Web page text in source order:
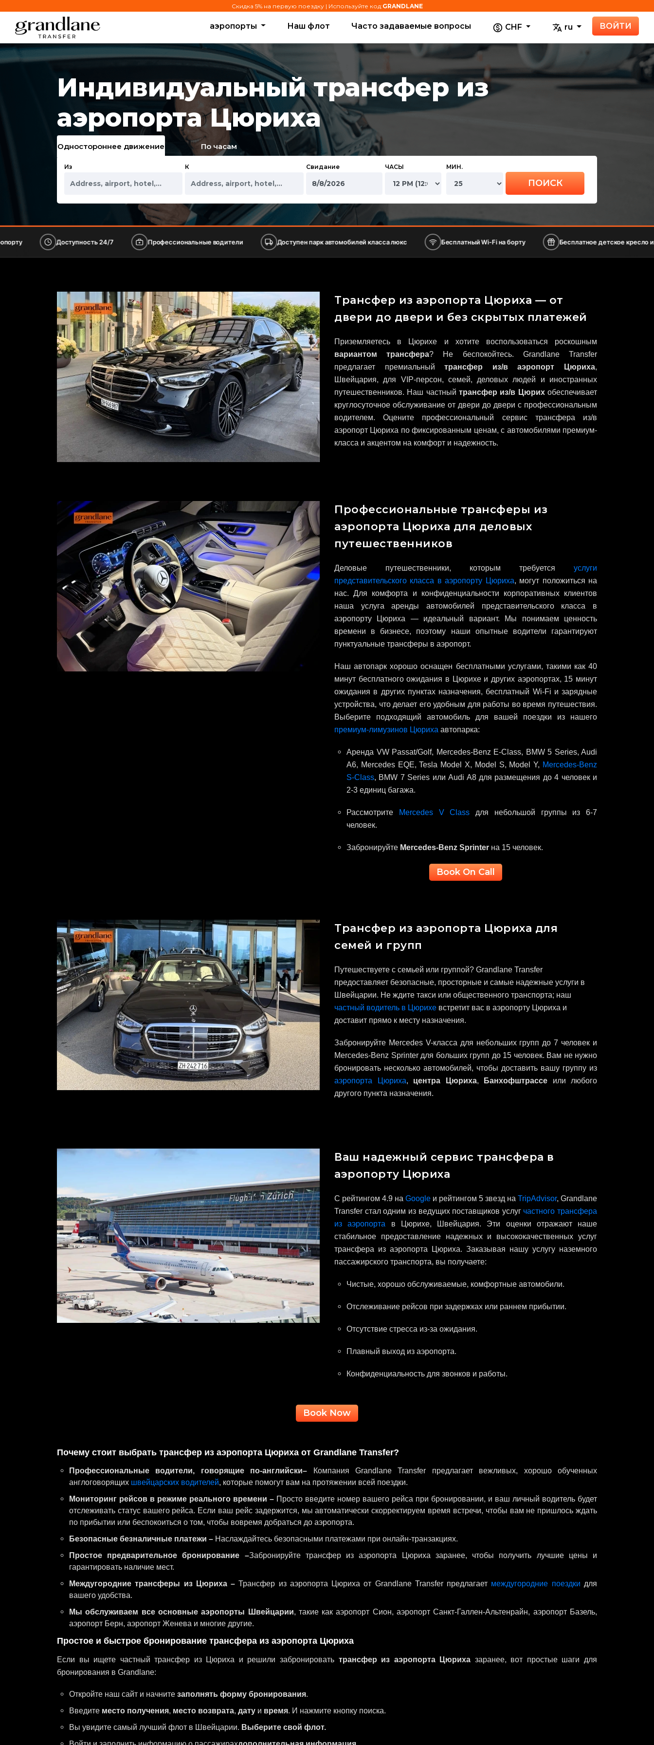
Скидка 5% на первую поездку | Используйте код:GRANDLANE
аэропорты Наш флот Часто задаваемые вопросы CHF ru ВОЙТИ
Индивидуальный трансфер из
аэропорта Цюриха
Одностороннее движение По часам
Из К Свидание ЧАСЫ МИН.
ПОИСК
Доступность 24/7 Профессиональные водители Доступен парк автомобилей класса люкс Бесплатный Wi-Fi на борту Бесплатное детское кресло и бустер
Трансфер из аэропорта Цюриха — от
двери до двери и без скрытых платежей
Приземляетесь в Цюрихе и хотите воспользоваться роскошным
вариантом трансфера? Не беспокойтесь. Grandlane Transfer
предлагает премиальныйтрансфер из/в аэропорт Цюриха,
Швейцария, для VIP-персон, семей, деловых людей и иностранных
путешественников. Наш частный трансфер из/в Цюрихобеспечивает
круглосуточное обслуживание от двери до двери с профессиональным
водителем. Оцените профессиональный сервис трансфера из/в
аэропорт Цюриха по фиксированным ценам, с автомобилями премиум-
класса и акцентом на комфорт и надежность.
Профессиональные трансферы из
аэропорта Цюриха для деловых
путешественников
Деловые путешественники, которым требуется услуги
представительского класса в аэропорту Цюриха, могут положиться на
нас. Для комфорта и конфиденциальности корпоративных клиентов
наша услуга аренды автомобилей представительского класса в
аэропорту Цюриха — идеальный вариант. Мы понимаем ценность
времени в бизнесе, поэтому наши опытные водители гарантируют
пунктуальные трансферы в аэропорт.
Наш автопарк хорошо оснащен бесплатными услугами, такими как 40
минут бесплатного ожидания в Цюрихе и других аэропортах, 15 минут
ожидания в других пунктах назначения, бесплатный Wi-Fi и зарядные
устройства, что делает его удобным для работы во время путешествия.
Выберите подходящий автомобиль для вашей поездки из нашего
премиум-лимузинов Цюриха автопарка:
Аренда VW Passat/Golf, Mercedes-Benz E-Class, BMW 5 Series, Audi
A6, Mercedes EQE, Tesla Model X, Model S, Model Y, Mercedes-Benz
S-Class, BMW 7 Series или Audi A8 для размещения до 4 человек и
2-3 единиц багажа.
Рассмотрите Mercedes V Class для небольшой группы из 6-7
человек.
Забронируйте Mercedes-Benz Sprinter на 15 человек.
Book On Call
Трансфер из аэропорта Цюриха для
семей и групп
Путешествуете с семьей или группой? Grandlane Transfer
предоставляет безопасные, просторные и самые надежные услуги в
Швейцарии. Не ждите такси или общественного транспорта; наш
частный водитель в Цюрихе встретит вас в аэропорту Цюриха и
доставит прямо к месту назначения.
Забронируйте Mercedes V-класса для небольших групп до 7 человек и
Mercedes-Benz Sprinter для больших групп до 15 человек. Вам не нужно
бронировать несколько автомобилей, чтобы доставить вашу группу из
аэропорта Цюриха, центра Цюриха, Банхофштрассе или любого
другого пункта назначения.
Ваш надежный сервис трансфера в
аэропорту Цюриха
С рейтингом 4.9 на Google и рейтингом 5 звезд на TripAdvisor, Grandlane
Transfer стал одним из ведущих поставщиков услуг частного трансфера
из аэропорта в Цюрихе, Швейцария. Эти оценки отражают наше
стабильное предоставление надежных и высококачественных услуг
трансфера из аэропорта Цюриха. Заказывая нашу услугу наземного
пассажирского транспорта, вы получаете:
Чистые, хорошо обслуживаемые, комфортные автомобили.
Отслеживание рейсов при задержках или раннем прибытии.
Отсутствие стресса из-за ожидания.
Плавный выход из аэропорта.
Конфиденциальность для звонков и работы.
Book Now
Почему стоит выбрать трансфер из аэропорта Цюриха от Grandlane Transfer?
Профессиональные водители, говорящие по-английски– Компания Grandlane Transfer предлагает вежливых, хорошо обученных
англоговорящих швейцарских водителей, которые помогут вам на протяжении всей поездки.
Мониторинг рейсов в режиме реального времени – Просто введите номер вашего рейса при бронировании, и ваш личный водитель будет
отслеживать статус вашего рейса. Если ваш рейс задержится, мы автоматически скорректируем время встречи, чтобы вам не пришлось ждать
по прибытии или беспокоиться о том, чтобы вовремя добраться до аэропорта.
Безопасные безналичные платежи – Наслаждайтесь безопасными платежами при онлайн-транзакциях.
Простое предварительное бронирование –Забронируйте трансфер из аэропорта Цюриха заранее, чтобы получить лучшие цены и
гарантировать наличие мест.
Междугородние трансферы из Цюриха – Трансфер из аэропорта Цюриха от Grandlane Transfer предлагает междугородние поездки для
вашего удобства.
Мы обслуживаем все основные аэропорты Швейцарии, такие как аэропорт Сион, аэропорт Санкт-Галлен-Альтенрайн, аэропорт Базель,
аэропорт Берн, аэропорт Женева и многие другие.
Простое и быстрое бронирование трансфера из аэропорта Цюриха
Если вы ищете частный трансфер из Цюриха и решили забронировать трансфер из аэропорта Цюриха заранее, вот простые шаги для
бронирования в Grandlane:
Откройте наш сайт и начните заполнять форму бронирования.
Введите место получения, место возврата, дату и время. И нажмите кнопку поиска.
Вы увидите самый лучший флот в Швейцарии. Выберите свой флот.